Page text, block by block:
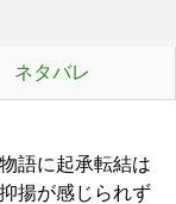
ネタバレ
語に起承転結は
揚が感じられず